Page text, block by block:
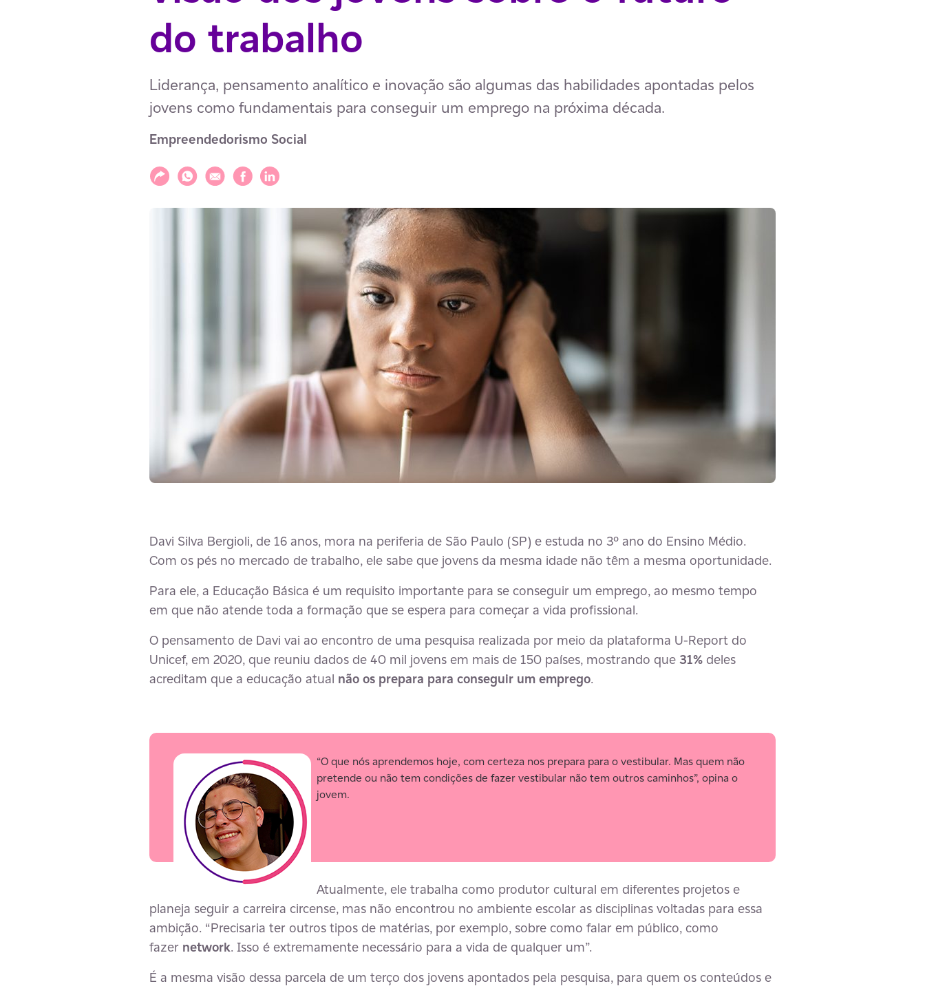
do trabalho
Liderança, pensamento analítico e inovação são algumas das habilidades apontadas pelos
jovens como fundamentais para conseguir um emprego na próxima década.
Empreendedorismo Social
Compartilhar
Compartilhar via WhatsApp
Compartilhar via E-mail
Compartilhar via Facebook
Compartilhar via LinkedIn
Davi Silva Bergioli, de 16 anos, mora na periferia de São Paulo (SP) e estuda no 3º ano do Ensino Médio.
Com os pés no mercado de trabalho, ele sabe que jovens da mesma idade não têm a mesma oportunidade.
Para ele, a Educação Básica é um requisito importante para se conseguir um emprego, ao mesmo tempo
em que não atende toda a formação que se espera para começar a vida profissional.
O pensamento de Davi vai ao encontro de uma pesquisa realizada por meio da plataforma U-Report do
Unicef, em 2020, que reuniu dados de 40 mil jovens em mais de 150 países, mostrando que 31% deles
acreditam que a educação atual não os prepara para conseguir um emprego.
“O que nós aprendemos hoje, com certeza nos prepara para o vestibular. Mas quem não
pretende ou não tem condições de fazer vestibular não tem outros caminhos”, opina o
jovem.
Atualmente, ele trabalha como produtor cultural em diferentes projetos e
planeja seguir a carreira circense, mas não encontrou no ambiente escolar as disciplinas voltadas para essa
ambição. “Precisaria ter outros tipos de matérias, por exemplo, sobre como falar em público, como
fazer network. Isso é extremamente necessário para a vida de qualquer um”.
É a mesma visão dessa parcela de um terço dos jovens apontados pela pesquisa, para quem os conteúdos e